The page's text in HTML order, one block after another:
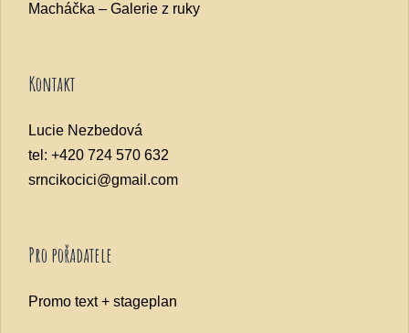
Macháčka – Galerie z ruky
Kontakt
Lucie Nezbedová
tel: +420 724 570 632
srncikocici@gmail.com
Pro pořadatele
Promo text + stageplan